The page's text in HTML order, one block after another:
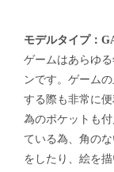
モデルタイプ：
ゲームはあらゆ
ンです。ゲーム
する際も非常に
為のポケットも
ている為、角の
をしたり、絵を